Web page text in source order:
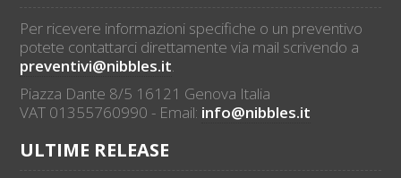
Per ricevere informazioni specifiche o un preventivo
potete contattarci direttamente via mail scrivendo a
preventivi@nibbles.it.
Piazza Dante 8/5 16121 Genova Italia
VAT 01355760990 - Email: info@nibbles.it
ULTIME RELEASE